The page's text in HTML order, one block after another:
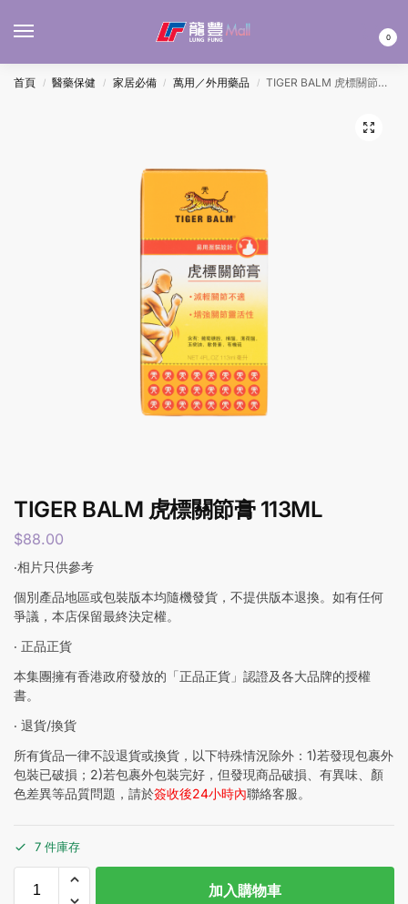
0
首頁 / 醫藥保健 / 家居必備 / 萬用／外用藥品 / TIGER BALM 虎標關節膏 113ML
TIGER BALM 虎標關節膏 113ML
$88.00
‧相片只供參考
個別產品地區或包裝版本均隨機發貨，不提供版本退換。如有任何
爭議，本店保留最終決定權。
‧ 正品正貨
本集團擁有香港政府發放的「正品正貨」認證及各大品牌的授權
書。
‧ 退貨/換貨
所有貨品一律不設退貨或換貨，以下特殊情況除外：1)若發現包裹外
包裝已破損；2)若包裹外包裝完好，但發現商品破損、有異味、顏
色差異等品質問題，請於簽收後24小時內聯絡客服。
7 件庫存
加入購物車